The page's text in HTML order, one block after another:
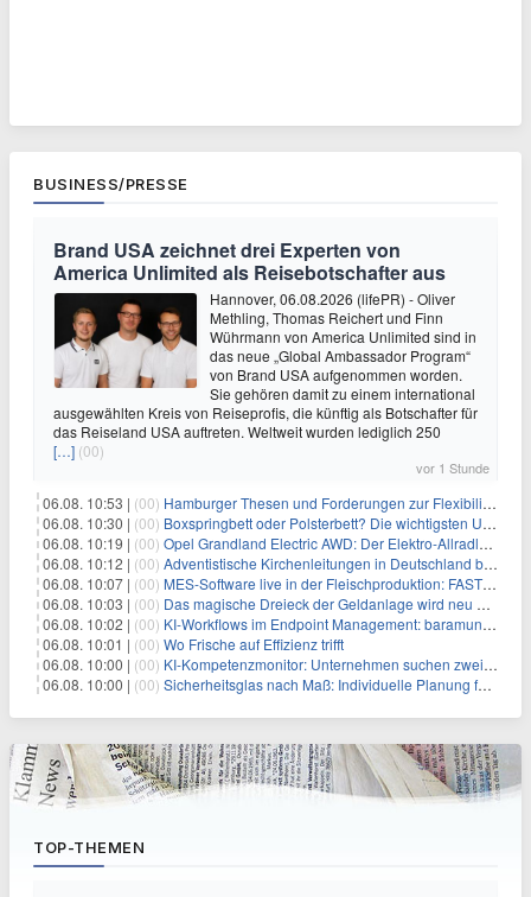
BUSINESS/PRESSE
Brand USA zeichnet drei Experten von
America Unlimited als Reisebotschafter aus
Hannover, 06.08.2026 (lifePR) - Oliver
Methling, Thomas Reichert und Finn
Wührmann von America Unlimited sind in
das neue „Global Ambassador Program“
von Brand USA aufgenommen worden.
Sie gehören damit zu einem international
ausgewählten Kreis von Reiseprofis, die künftig als Botschafter für
das Reiseland USA auftreten. Weltweit wurden lediglich 250
[…] (00)
vor 1 Stunde
06.08. 10:53 | (00) Hamburger Thesen und Forderungen zur Flexibilisierung der Arbeitszeit
06.08. 10:30 | (00) Boxspringbett oder Polsterbett? Die wichtigsten Unterschiede im Überblick
06.08. 10:19 | (00) Opel Grandland Electric AWD: Der Elektro-Allradler als zugkräftiges Wohnwagen-Gespann
06.08. 10:12 | (00) Adventistische Kirchenleitungen in Deutschland bekräftigen ihre „Stellungnahme zur gesellschaftlichen Situation“
06.08. 10:07 | (00) MES-Software live in der Fleischproduktion: FASTEC 4 PRO steigert OEE und spart bei Goldschmaus zwei Schichten pro Woche
06.08. 10:03 | (00) Das magische Dreieck der Geldanlage wird neu definiert
06.08. 10:02 | (00) KI-Workflows im Endpoint Management: baramundi erweitert die Management Suite um MCP-Server und n8n-Integration
06.08. 10:01 | (00) Wo Frische auf Effizienz trifft
06.08. 10:00 | (00) KI-Kompetenzmonitor: Unternehmen suchen zwei Drittel mehr KI-Experten
06.08. 10:00 | (00) Sicherheitsglas nach Maß: Individuelle Planung für anspruchsvolle Sicherheitsanforderungen
TOP-THEMEN